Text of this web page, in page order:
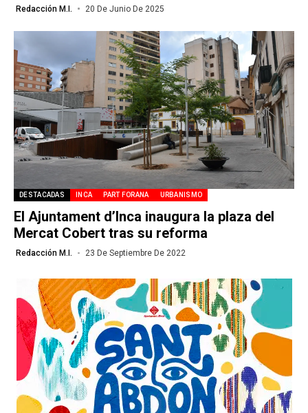
Redacción M.I. 20 De Junio De 2025
DESTACADAS INCA PART FORANA URBANISMO
El Ajuntament d’Inca inaugura la plaza del
Mercat Cobert tras su reforma
Redacción M.I. 23 De Septiembre De 2022